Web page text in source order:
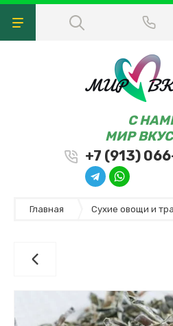
C
МИР
+7 (913)
Главная Сухие овощи и